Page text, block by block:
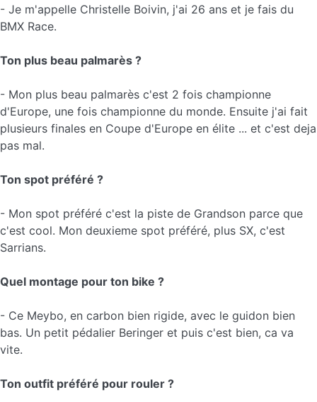
- Je m'appelle Christelle Boivin, j'ai 26 ans et je fais du
BMX Race.
Ton plus beau palmarès ?
- Mon plus beau palmarès c'est 2 fois championne
d'Europe, une fois championne du monde. Ensuite j'ai fait
plusieurs finales en Coupe d'Europe en élite ... et c'est deja
pas mal.
Ton spot préféré ?
- Mon spot préféré c'est la piste de Grandson parce que
c'est cool. Mon deuxieme spot préféré, plus SX, c'est
Sarrians.
Quel montage pour ton bike ?
- Ce Meybo, en carbon bien rigide, avec le guidon bien
bas. Un petit pédalier Beringer et puis c'est bien, ca va
vite.
Ton outfit préféré pour rouler ?